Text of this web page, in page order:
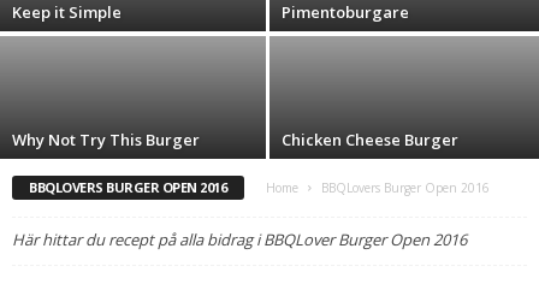
Keep it Simple Pimentoburgare
Why Not Try This Burger Chicken Cheese Burger
BBQLOVERS BURGER OPEN 2016 Home BBQLovers Burger Open 2016
Här hittar du recept på alla bidrag i BBQLover Burger Open 2016